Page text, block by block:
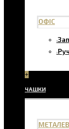
ОФІС
+
ЧАШКИ